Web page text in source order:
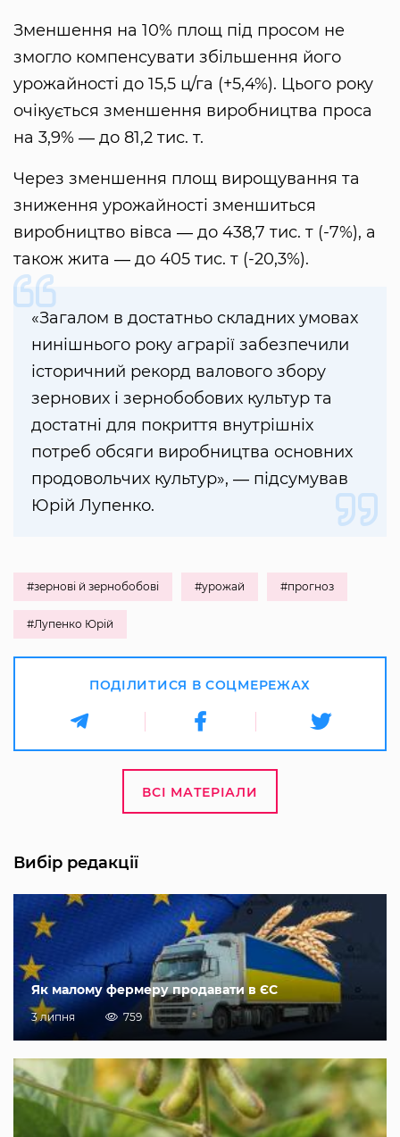
Зменшення на 10% площ під просом не
змогло компенсувати збільшення його
урожайності до 15,5 ц/га (+5,4%). Цього року
очікується зменшення виробництва проса
на 3,9% ― до 81,2 тис. т.
Через зменшення площ вирощування та
зниження урожайності зменшиться
виробництво вівса ― до 438,7 тис. т (-7%), а
також жита ― до 405 тис. т (-20,3%).
«Загалом в достатньо складних умовах
нинішнього року аграрії забезпечили
історичний рекорд валового збору
зернових і зернобобових культур та
достатні для покриття внутрішніх
потреб обсяги виробництва основних
продовольчих культур», ― підсумував
Юрій Лупенко.
#зернові й зернобобові #урожай #прогноз
#Лупенко Юрій
ПОДІЛИТИСЯ В СОЦМЕРЕЖАХ
ВСІ МАТЕРІАЛИ
Вибір редакції
Як малому фермеру продавати в ЄС
3 липня 759